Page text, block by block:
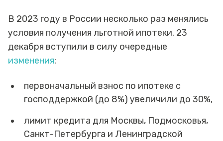
В 2023 году в России несколько раз менялись
условия получения льготной ипотеки. 23
декабря вступили в силу очередные
изменения:
первоначальный взнос по ипотеке с
господдержкой (до 8%) увеличили до 30%,
лимит кредита для Москвы, Подмосковья,
Санкт-Петербурга и Ленинградской